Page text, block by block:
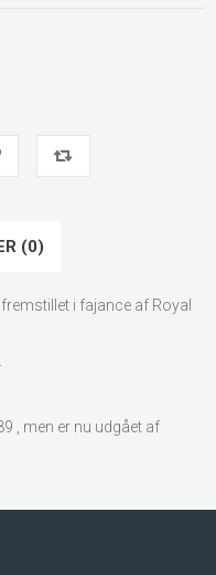
(0)
i fajance af Royal
, men er nu udgået af